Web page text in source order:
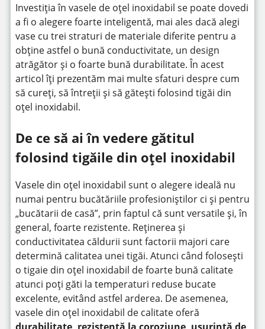
Investiția în vasele de oțel inoxidabil se poate dovedi
a fi o alegere foarte inteligentă, mai ales dacă alegi
vase cu trei straturi de materiale diferite pentru a
obține astfel o bună conductivitate, un design
atrăgător și o foarte bună durabilitate. În acest
articol îți prezentăm mai multe sfaturi despre cum
să cureți, să întreții și să gătești folosind tigăi din
oțel inoxidabil.
De ce să ai în vedere gătitul
folosind tigăile din oțel inoxidabil
Vasele din oțel inoxidabil sunt o alegere ideală nu
numai pentru bucătăriile profesioniștilor ci și pentru
„bucătarii de casă”, prin faptul că sunt versatile și, în
general, foarte rezistente. Reținerea și
conductivitatea căldurii sunt factorii majori care
determină calitatea unei tigăi. Atunci când folosești
o tigaie din oțel inoxidabil de foarte bună calitate
atunci poți găti la temperaturi reduse bucate
excelente, evitând astfel arderea. De asemenea,
vasele din oțel inoxidabil de calitate oferă